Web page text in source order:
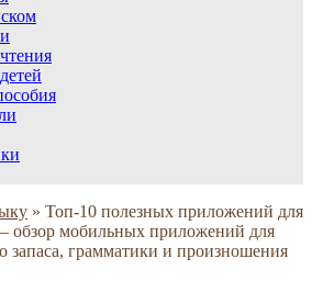
» Топ-10 полезных приложений для
обзор мобильных приложений для
запаса, грамматики и произношения